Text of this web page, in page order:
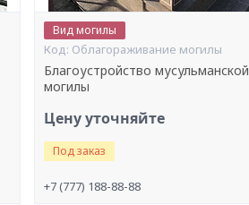
Вид могилы
Облагораживание могилы
Благоустройство мусульманской
могилы
Цену уточняйте
Под заказ
+7 (777) 188-88-88